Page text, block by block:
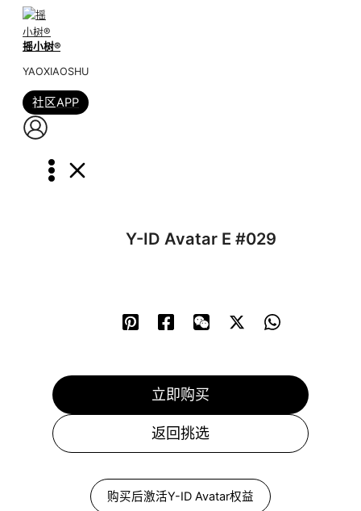
摇小树®️
YAOXIAOSHU
社区APP
Y-ID Avatar E #029
立即购买
返回挑选
购买后激活Y-ID Avatar权益